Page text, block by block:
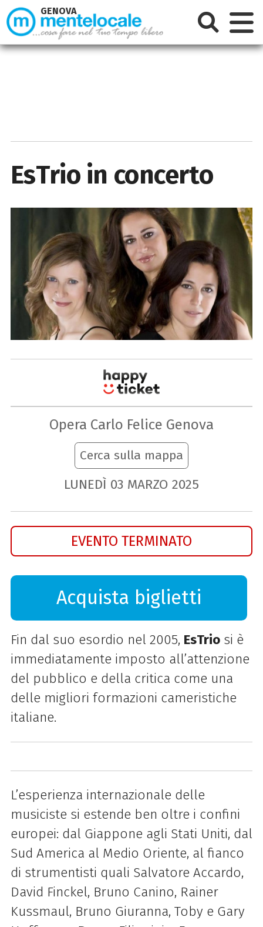
EsTrio in concerto
Opera Carlo Felice Genova
Cerca sulla mappa
LUNEDÌ 03 MARZO 2025
EVENTO TERMINATO
Acquista biglietti
Fin dal suo esordio nel 2005, EsTriosi è
immediatamente imposto all’attenzione
del pubblico e della critica come una
delle migliori formazioni cameristiche
italiane.
L’esperienza internazionale delle
musiciste si estende ben oltre i confini
europei: dal Giappone agli Stati Uniti, dal
Sud America al Medio Oriente, al fianco
di strumentisti quali Salvatore Accardo,
David Finckel, Bruno Canino, Rainer
Kussmaul, Bruno Giuranna, Toby e Gary
GENOVA